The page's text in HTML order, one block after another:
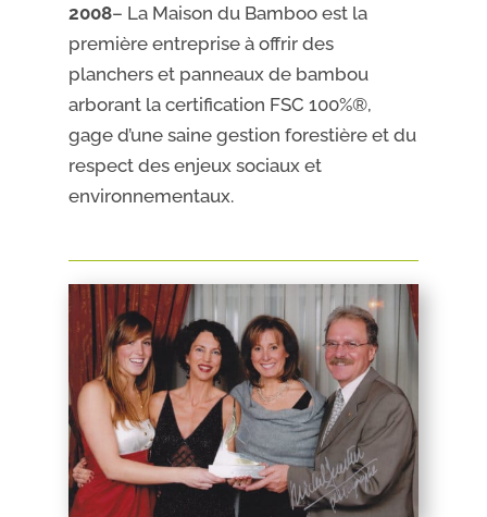
2008– La Maison du Bamboo est la
première entreprise à offrir des
planchers et panneaux de bambou
arborant la certification FSC 100%®,
gage d’une saine gestion forestière et du
respect des enjeux sociaux et
environnementaux.